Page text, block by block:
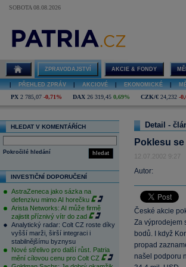
SOBOTA 08.08.2026
ZPRAVODAJSTVÍ AKCIE & FONDY
PŘEHLED ZPRÁV AKCIOVÉ EKONOMICKÉ
PX 2 785,07 -0,71% DAX 26 319,45 0,69% CZK/€ 24,232 -
HLEDAT V KOMENTÁŘÍCH
hledat
Pokročilé hledání
INVESTIČNÍ DOPORUČENÍ
AstraZeneca jako sázka na
defenzivu mimo AI horečku
Arista Networks: AI může firmě
zajistit příznivý vítr do zad
Analytický radar: Colt CZ roste díky
vyšší marži, širší integraci i
stabilnějšímu byznysu
Nové střelivo pro další růst. Patria
mění cílovou cenu pro Colt CZ
Detail -
Poklesu
12.07.2002 9:27
Autor:
České akcie
Za výprodejem
bodů. I když
propad
našel podporu